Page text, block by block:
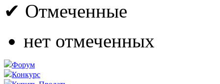
✔ Отмеченные
нет отмеченных
Форум
Конкурс